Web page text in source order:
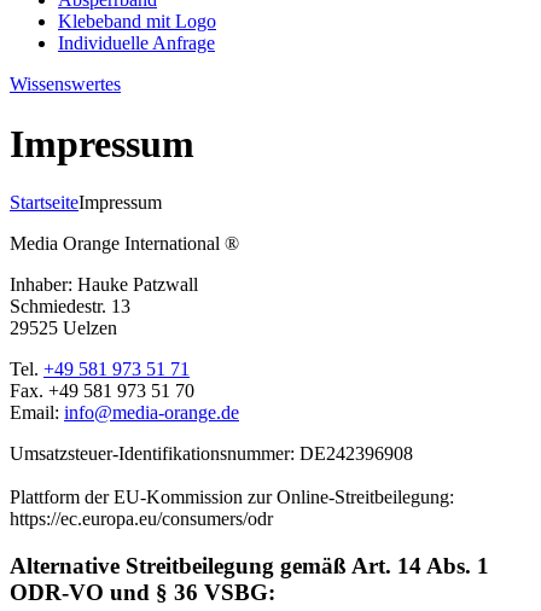
Klebeband mit Logo
Individuelle Anfrage
Wissenswertes
Impressum
StartseiteImpressum
Media Orange International ®
Inhaber: Hauke Patzwall
Schmiedestr. 13
29525 Uelzen
Tel. +49 581 973 51 71
Fax. +49 581 973 51 70
Email: info@media-orange.de
Umsatzsteuer-Identifikationsnummer: DE242396908
Plattform der EU-Kommission zur Online-Streitbeilegung:
https://ec.europa.eu/consumers/odr
Alternative Streitbeilegung gemäß Art. 14 Abs. 1
ODR-VO und § 36 VSBG: